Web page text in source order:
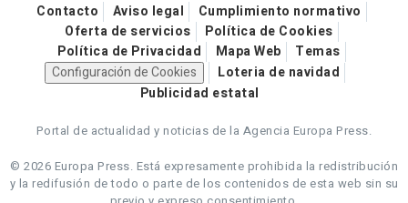
Contacto Aviso legal
Cumplimiento normativo
Oferta de servicios
Política de Cookies
Política de Privacidad
Mapa Web
Temas
Configuración de Cookies
Loteria de navidad
Publicidad estatal
Portal de actualidad y noticias de la Agencia Europa Press.
© 2026 Europa Press. Está expresamente prohibida la redistribución
y la redifusión de todo o parte de los contenidos de esta web sin su